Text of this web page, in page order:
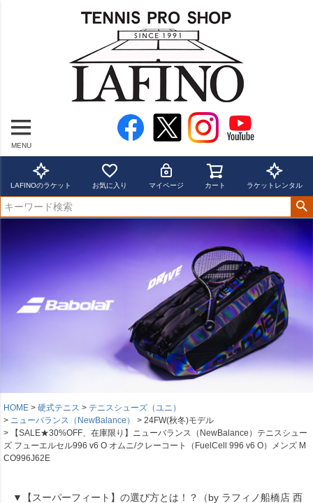
MENU
LAFINOのラケット お気に入り マイページ カート ラケットレンタル
HOME 硬式テニス
テニスシューズ（ユニ）
ニューバランス（NewBalance）
24FW(秋冬)モデル
【SALE★30%OFF、在庫限り】ニューバランス（NewBalance）テニスシュー
ズ フューエルセル996 v6 O オムニ/クレーコート（FuelCell 996 v6 O）メンズ M
CO996J62E
▼【スーパーフィート】の選び方とは！？（by ラフィノ船橋店 西